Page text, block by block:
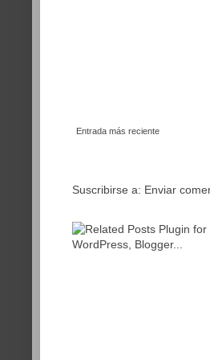
Entrada más reciente
Suscribirse a: Enviar